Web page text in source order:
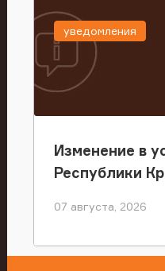
Изменение в
Республики
07 августа, 2026
уведомления